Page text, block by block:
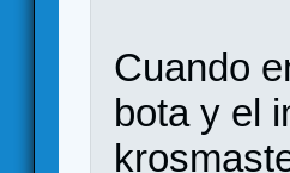
Cuando
bota y el